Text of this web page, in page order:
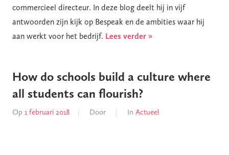
commercieel directeur. In deze blog deelt hij in vijf
antwoorden zijn kijk op Bespeak en de ambities waar hij
aan werkt voor het bedrijf. Lees verder »
How do schools build a culture where
all students can flourish?
Op 1 februari 2018 Door In Actueel